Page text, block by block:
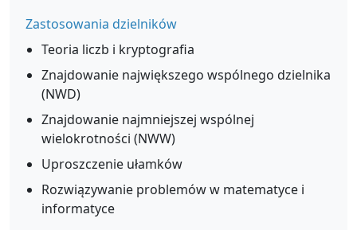
Zastosowania dzielników
Teoria liczb i kryptografia
Znajdowanie największego wspólnego dzielnika
(NWD)
Znajdowanie najmniejszej wspólnej
wielokrotności (NWW)
Uproszczenie ułamków
Rozwiązywanie problemów w matematyce i
informatyce